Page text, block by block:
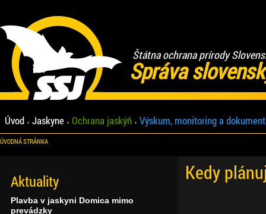
Štátna ochrana prírody
Správa
Úvod Jaskyne Ochrana jaskýň Výskum, monitoring a
ÚVODNÁ STRÁNKA
Kedy
Aktuality
Plavba v jaskyni Domica mimo
prevádzky